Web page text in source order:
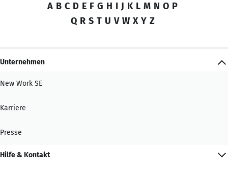
A B C D E F G H I J K L M N O P
Q R S T U V W X Y Z
Unternehmen
New Work SE
Karriere
Presse
Hilfe & Kontakt